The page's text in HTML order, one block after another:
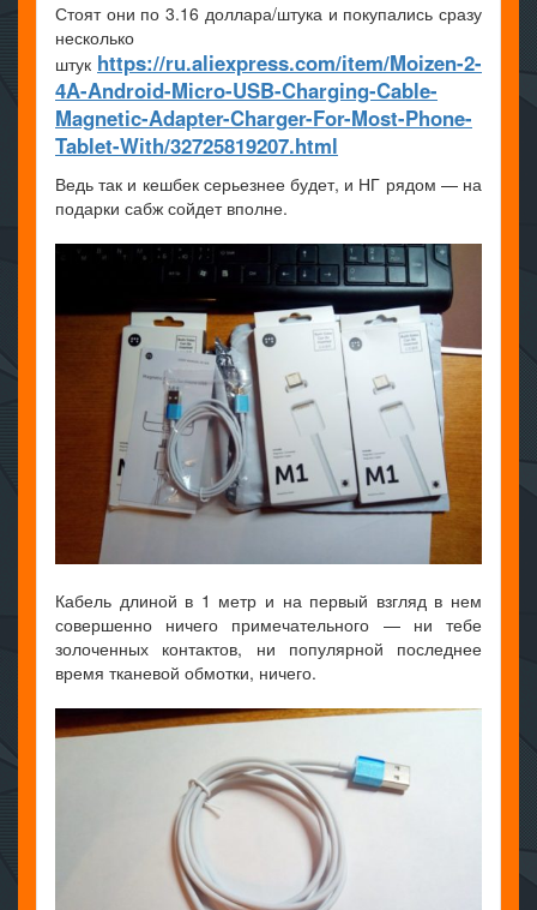
Стоят они по 3.16 доллара/штука и покупались сразу
несколько
штук https://ru.aliexpress.com/item/Moizen-2-
4A-Android-Micro-USB-Charging-Cable-
Magnetic-Adapter-Charger-For-Most-Phone-
Tablet-With/32725819207.html
Ведь так и кешбек серьезнее будет, и НГ рядом — на
подарки сабж сойдет вполне.
Кабель длиной в 1 метр и на первый взгляд в нем
совершенно ничего примечательного — ни тебе
золоченных контактов, ни популярной последнее
время тканевой обмотки, ничего.